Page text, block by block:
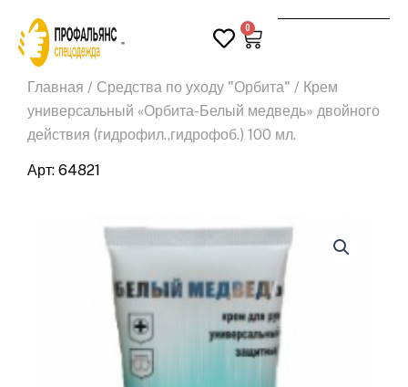
содержимому
0
Корзина
Главная / Средства по уходу "Орбита" / Крем
универсальный «Орбита-Белый медведь» двойного
действия (гидрофил.,гидрофоб.) 100 мл.
Арт: 64821